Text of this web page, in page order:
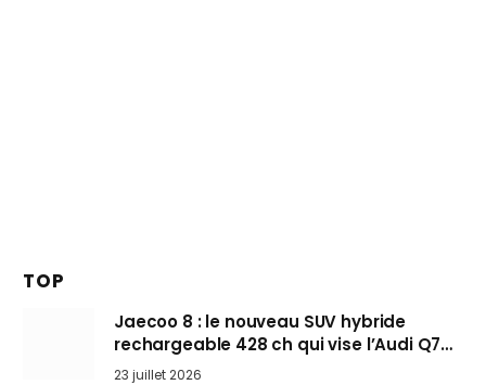
TOP
Jaecoo 8 : le nouveau SUV hybride
rechargeable 428 ch qui vise l’Audi Q7
arrive en Europe cet automne
23 juillet 2026